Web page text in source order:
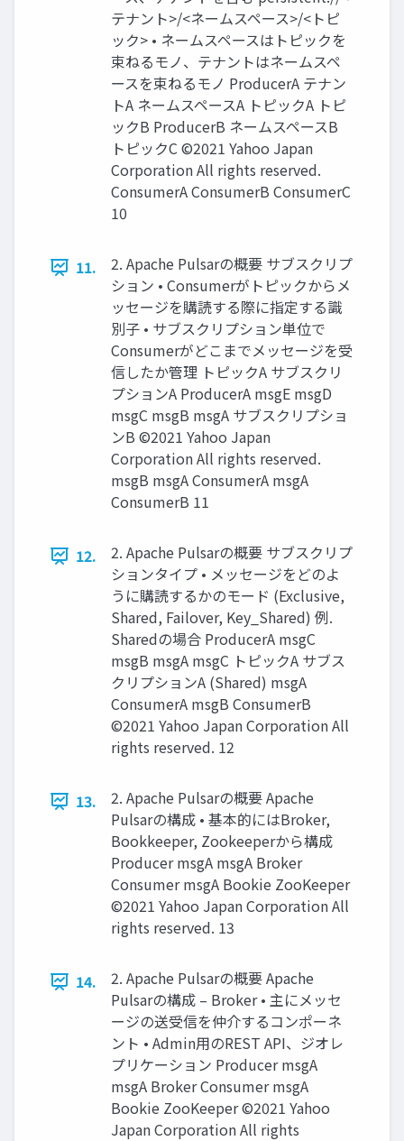
テナント>/<ネームスペース>/<トピ
ック> • ネームスペースはトピックを
束ねるモノ、テナントはネームスペ
ースを束ねるモノ ProducerA テナン
トA ネームスペースA トピックA トピ
ックB ProducerB ネームスペースB
トピックC ©2021 Yahoo Japan
Corporation All rights reserved.
ConsumerA ConsumerB ConsumerC
10
11.
2. Apache Pulsarの概要 サブスクリプ
ション • Consumerがトピックからメ
ッセージを購読する際に指定する識
別⼦ • サブスクリプション単位で
Consumerがどこまでメッセージを受
信したか管理 トピックA サブスクリ
プションA ProducerA msgE msgD
msgC msgB msgA サブスクリプショ
ンB ©2021 Yahoo Japan
Corporation All rights reserved.
msgB msgA ConsumerA msgA
ConsumerB 11
12.
2. Apache Pulsarの概要 サブスクリプ
ションタイプ • メッセージをどのよ
うに購読するかのモード (Exclusive,
Shared, Failover, Key_Shared) 例.
Sharedの場合 ProducerA msgC
msgB msgA msgC トピックA サブス
クリプションA (Shared) msgA
ConsumerA msgB ConsumerB
©2021 Yahoo Japan Corporation All
rights reserved. 12
13.
2. Apache Pulsarの概要 Apache
Pulsarの構成 • 基本的にはBroker,
Bookkeeper, Zookeeperから構成
Producer msgA msgA Broker
Consumer msgA Bookie ZooKeeper
©2021 Yahoo Japan Corporation All
rights reserved. 13
14.
2. Apache Pulsarの概要 Apache
Pulsarの構成 – Broker • 主にメッセ
ージの送受信を仲介するコンポーネ
ント • Admin⽤のREST API、ジオレ
プリケーション Producer msgA
msgA Broker Consumer msgA
Bookie ZooKeeper ©2021 Yahoo
Japan Corporation All rights